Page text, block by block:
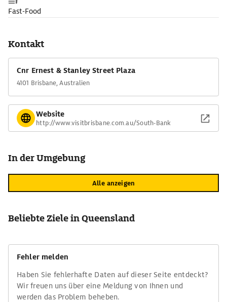
Fast-Food
Kontakt
Cnr Ernest & Stanley Street Plaza
4101 Brisbane, Australien
Website
http://www.visitbrisbane.com.au/South-Bank
In der Umgebung
Alle anzeigen
Beliebte Ziele in Queensland
Fehler melden
Haben Sie fehlerhafte Daten auf dieser Seite entdeckt?
Wir freuen uns über eine Meldung von Ihnen und
werden das Problem beheben.